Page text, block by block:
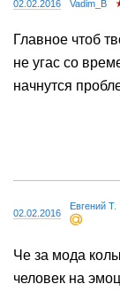
02.02.2016 Vadim_B
Главное чтоб
не угас со
начнутся
02.02.2016
Евгений Т.
Че за мода
человек на